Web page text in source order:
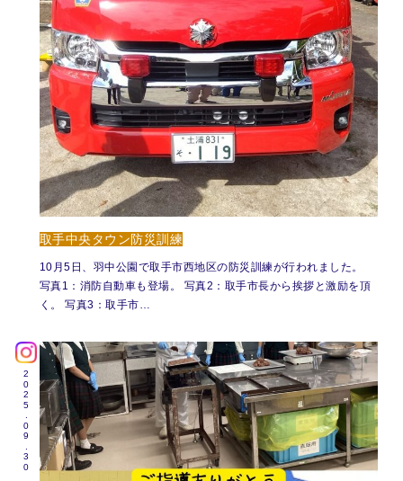
取手中央タウン防災訓練
10月5日、羽中公園で取手市西地区の防災訓練が行われました。
写真1：消防自動車も登場。 写真2：取手市長から挨拶と激励を頂
く。 写真3：取手市…
2025.09.30